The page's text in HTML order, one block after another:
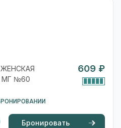
МГ №60
609 ₽
Бронировать